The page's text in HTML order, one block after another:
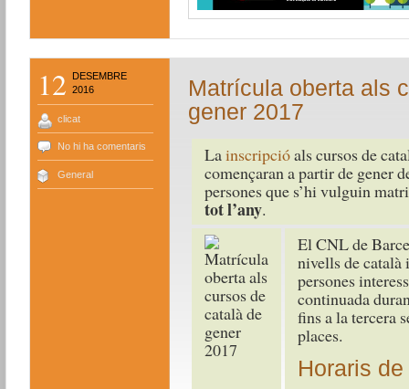
12
DESEMBRE
2016
clicat
No hi ha comentaris
General
Matrícula oberta als
gener 2017
Lainscripcióals cursos de
començaran a partir de gener
persones que s’hi vulguin
tot l’any.
El CNL de
nivells de català
persones
continuada
fins a la tercera
places.
Horaris